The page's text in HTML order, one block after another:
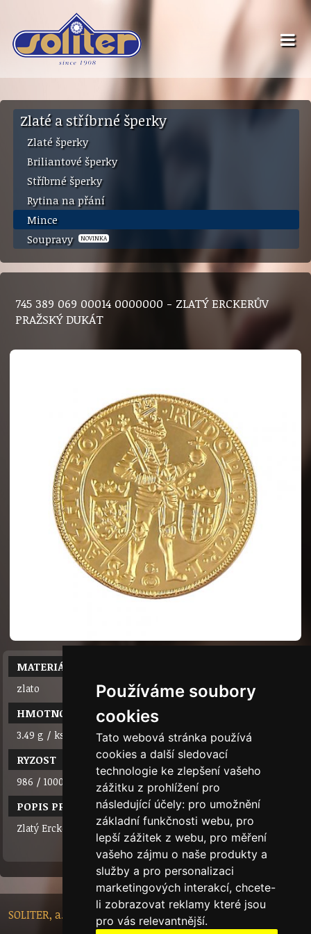
Používáme soubory
cookies
Tato webová stránka používá
cookies a další sledovací
technologie ke zlepšení vašeho
zážitku z prohlížení pro
následující účely: pro umožnění
základní funkčnosti webu, pro
lepší zážitek z webu, pro měření
vašeho zájmu o naše produkty a
služby a pro personalizaci
marketingových interakcí, chcete-
li zobrazovat reklamy které jsou
pro vás relevantnější.
Zlaté a stříbrné šperky
Zlaté šperky
Briliantové šperky
Stříbrné šperky
Rytina na přání
Mince
Soupravy
NOVINKA
745 389 069 00014 0000000 - ZLATÝ ERCKERŮV
PRAŽSKÝ DUKÁT
MATERIÁL
zlato
HMOTNOST
3.49 g / ks
RYZOST
986 / 1000
POPIS PRODUKTU
Zlatý Erckerův pražský dukát - výstava Rudolf II. a Praha
SOLITER, a.s. - Nádražní 148/10, 46601 Jablonec nad Nisou,